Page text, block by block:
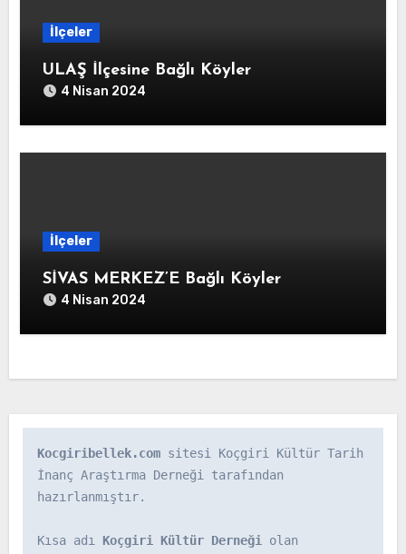
İlçeler
ULAŞ İlçesine Bağlı Köyler
4 Nisan 2024
İlçeler
SİVAS MERKEZ’E Bağlı Köyler
4 Nisan 2024
Kocgiribellek.com sitesi Koçgiri Kültür Tarih
İnanç Araştırma Derneği tarafından
hazırlanmıştır.
Kısa adı Koçgiri Kültür Derneği olan